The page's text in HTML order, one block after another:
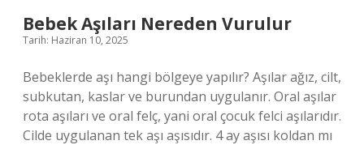
Bebek Aşıları Nereden Vurulur
Tarih: Haziran 10, 2025
Bebeklerde aşı hangi bölgeye yapılır? Aşılar ağız, cilt,
subkutan, kaslar ve burundan uygulanır. Oral aşılar
rota aşıları ve oral felç, yani oral çocuk felci aşılarıdır.
Cilde uygulanan tek aşı aşısıdır. 4 ay aşısı koldan mı